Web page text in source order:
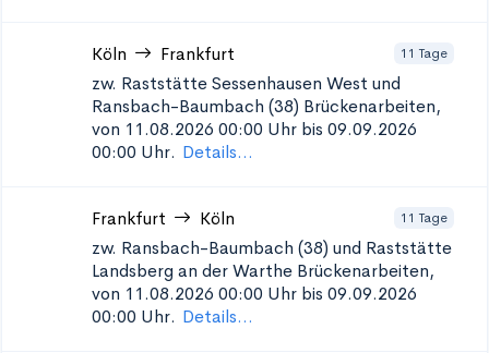
Köln Frankfurt 11 Tage
zw. Raststätte Sessenhausen West und
Ransbach-Baumbach (38) Brückenarbeiten,
von 11.08.2026 00:00 Uhr bis 09.09.2026
00:00 Uhr. Details...
Frankfurt Köln 11 Tage
zw. Ransbach-Baumbach (38) und Raststätte
Landsberg an der Warthe Brückenarbeiten,
von 11.08.2026 00:00 Uhr bis 09.09.2026
00:00 Uhr. Details...